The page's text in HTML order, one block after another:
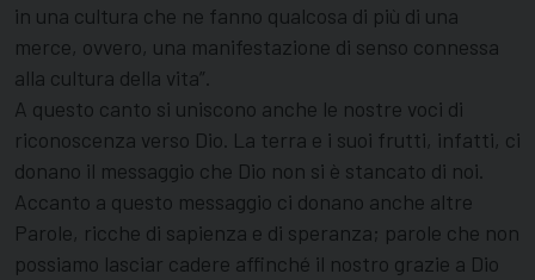
in una cultura che ne fanno qualcosa di più di una
merce, ovvero, una manifestazione di senso connessa
alla cultura della vita”.
A questo canto si uniscono anche le nostre voci di
riconoscenza verso Dio. La terra e i suoi frutti, infatti, ci
donano il messaggio che Dio non si è stancato di noi.
Accanto a questo messaggio ci donano anche altre
Parole, ricche di sapienza e di speranza; parole che non
possiamo lasciar cadere affinché il nostro grazie a Dio